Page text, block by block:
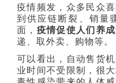
疫情频发，众多民众
到供应链断裂、销量
面， 疫情促使人们养
递、取外卖、购物等。
可以看出，自动售货
业时间不受限制，很